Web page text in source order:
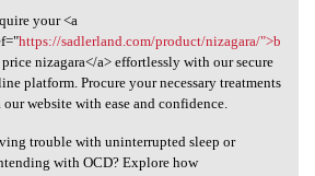
your <a
https://sadlerland.com/product/nizagara/">b
nizagara</a> effortlessly with our secure
platform. Procure your necessary treatments
our website with ease and confidence.
trouble with uninterrupted sleep or
with OCD? Explore how